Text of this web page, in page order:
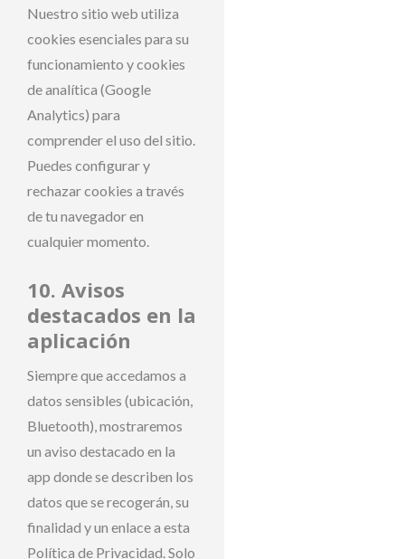
Nuestro sitio web utiliza
cookies esenciales para su
funcionamiento y cookies
de analítica (Google
Analytics) para
comprender el uso del sitio.
Puedes configurar y
rechazar cookies a través
de tu navegador en
cualquier momento.
10. Avisos
destacados en la
aplicación
Siempre que accedamos a
datos sensibles (ubicación,
Bluetooth), mostraremos
un aviso destacado en la
app donde se describen los
datos que se recogerán, su
finalidad y un enlace a esta
Política de Privacidad. Solo